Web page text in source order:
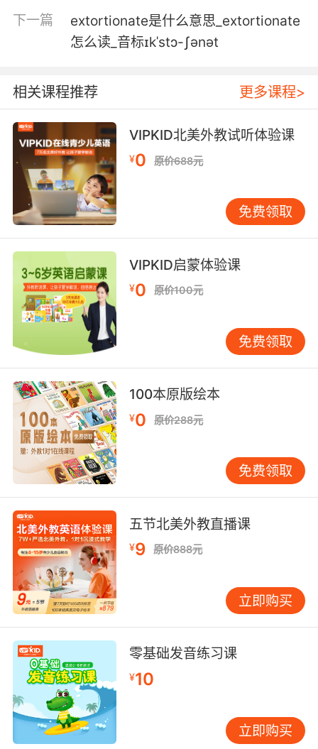
下一篇
extortionate是什么意思_extortionate
怎么读_音标ɪkˈstɔ-ʃənət
相关课程推荐 更多课程>
VIPKID北美外教试听体验课
¥0 原价688元
免费领取
VIPKID启蒙体验课
¥0 原价100元
免费领取
100本原版绘本
¥0 原价288元
免费领取
五节北美外教直播课
¥9 原价888元
立即购买
零基础发音练习课
¥10
立即购买